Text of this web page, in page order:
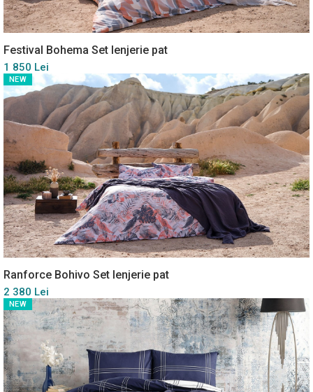
Festival Bohema Set lenjerie pat
1 850 Lei
NEW
Ranforce Bohivo Set lenjerie pat
2 380 Lei
NEW